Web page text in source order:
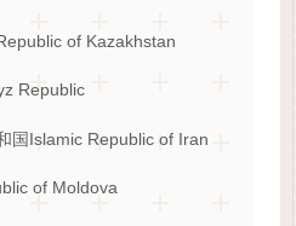
of Kazakhstan
Republic
国Islamic Republic of Iran
of Moldova